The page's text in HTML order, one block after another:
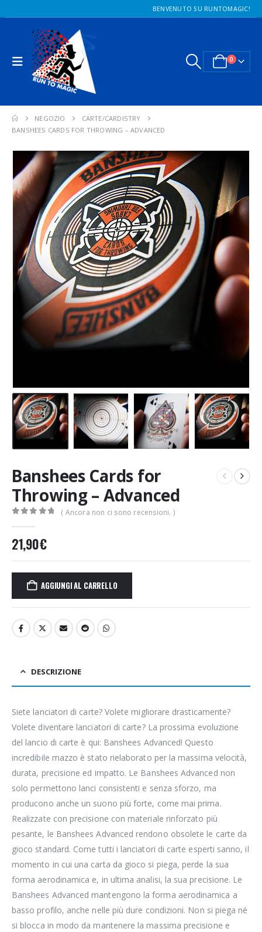
BENVENUTO SU RUNTOMAGIC!
0
NEGOZIO
CARTE/CARDISTRY
BANSHEES CARDS FOR THROWING – ADVANCED
Banshees Cards for
Throwing – Advanced
( Ancora non ci sono recensioni. )
21,90€
AGGIUNGI AL CARRELLO
DESCRIZIONE
Siete lanciatori di carte? Volete migliorare drasticamente?
Volete diventare lanciatori di carte? La prossima evoluzione
del lancio di carte è qui: Banshees Advanced! Questo
incredibile mazzo è stato rielaborato per la massima velocità,
durata, precisione ed impatto. Le Banshees Advanced non
solo permettono lanci consistenti e senza sforzo, ma
producono anche un suono più forte, come mai prima.
Realizzate con precisione con materiale rinforzato più
pesante, le Banshees Advanced rendono obsolete le carte da
gioco standard. Come tutti i lanciatori di carte esperti sanno, il
momento in cui una carta da gioco si piega, perde la sua
forma aerodinamica e, in ultima analisi, la sua precisione. Le
Banshees Advanced mantengono la forma aerodinamica a
basso profilo, anche nelle più dure condizioni. Non si piega né
si blocca in modo da mantenere la massima precisione e